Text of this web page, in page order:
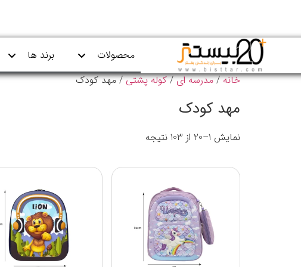
محصولات برند ها
خانه/مدرسه ای/کوله پشتی/ مهد کودک
مهد کودک
نمایش 1–20 از 103 نتیجه